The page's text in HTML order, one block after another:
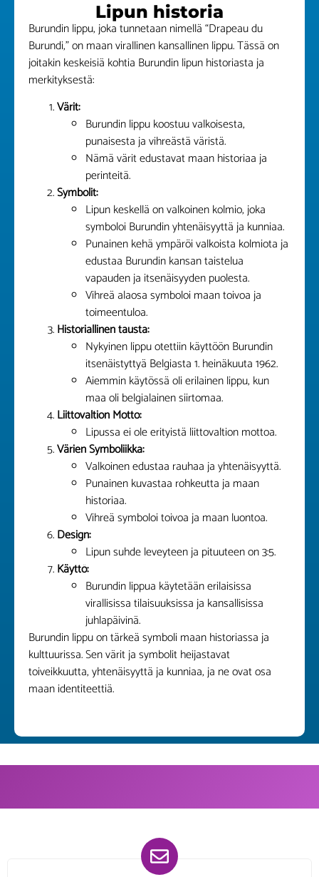
Lipun historia
Burundin lippu, joka tunnetaan nimellä “Drapeau du
Burundi,” on maan virallinen kansallinen lippu. Tässä on
joitakin keskeisiä kohtia Burundin lipun historiasta ja
merkityksestä:
Värit:
Burundin lippu koostuu valkoisesta,
punaisesta ja vihreästä väristä.
Nämä värit edustavat maan historiaa ja
perinteitä.
Symbolit:
Lipun keskellä on valkoinen kolmio, joka
symboloi Burundin yhtenäisyyttä ja kunniaa.
Punainen kehä ympäröi valkoista kolmiota ja
edustaa Burundin kansan taistelua
vapauden ja itsenäisyyden puolesta.
Vihreä alaosa symboloi maan toivoa ja
toimeentuloa.
Historiallinen tausta:
Nykyinen lippu otettiin käyttöön Burundin
itsenäistyttyä Belgiasta 1. heinäkuuta 1962.
Aiemmin käytössä oli erilainen lippu, kun
maa oli belgialainen siirtomaa.
Liittovaltion Motto:
Lipussa ei ole erityistä liittovaltion mottoa.
Värien Symboliikka:
Valkoinen edustaa rauhaa ja yhtenäisyyttä.
Punainen kuvastaa rohkeutta ja maan
historiaa.
Vihreä symboloi toivoa ja maan luontoa.
Design:
Lipun suhde leveyteen ja pituuteen on 3:5.
Käyttö:
Burundin lippua käytetään erilaisissa
virallisissa tilaisuuksissa ja kansallisissa
juhlapäivinä.
Burundin lippu on tärkeä symboli maan historiassa ja
kulttuurissa. Sen värit ja symbolit heijastavat
toiveikkuutta, yhtenäisyyttä ja kunniaa, ja ne ovat osa
maan identiteettiä.